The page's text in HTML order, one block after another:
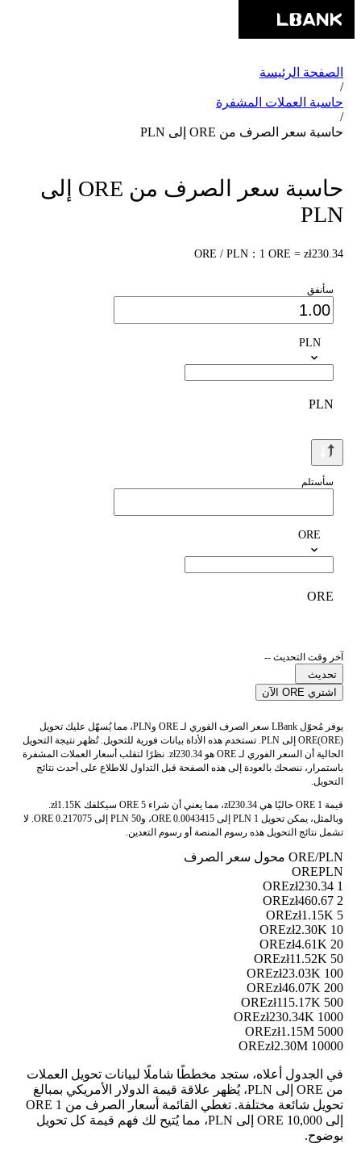
الصفحة الرئيسة
/
حاسبة العملات المشفرة
/
حاسبة سعر الصرف من ORE إلى PLN
حاسبة سعر الصرف من ORE إلى
PLN
ORE / PLN：1 ORE = zł230.34
سأنفق
PLN
PLN
سأستلم
ORE
ORE
آخر وقت التحديث --
تحديث
اشتري ORE الآن
يوفر مُحوّل LBank سعر الصرف الفوري لـ ORE وPLN، مما يُسهّل عليك تحويل
ORE(ORE) إلى PLN. تستخدم هذه الأداة بيانات فورية للتحويل. تُظهر نتيجة التحويل
الحالية أن السعر الفوري لـ ORE هو zł230.34. نظرًا لتقلب أسعار العملات المشفرة
باستمرار، ننصحك بالعودة إلى هذه الصفحة قبل التداول للاطلاع على أحدث نتائج
التحويل.
قيمة 1 ORE حاليًا هي zł230.34، مما يعني أن شراء 5 ORE سيكلفك zł1.15K.
وبالمثل، يمكن تحويل 1 PLN إلى 0.0043415 ORE، و50 PLN إلى 0.217075 ORE. لا
تشمل نتائج التحويل هذه رسوم المنصة أو رسوم التعدين.
ORE/PLN محول سعر الصرف
OREPLN
1 ORE
zł230.34
2 ORE
zł460.67
5 ORE
zł1.15K
10 ORE
zł2.30K
20 ORE
zł4.61K
50 ORE
zł11.52K
100 ORE
zł23.03K
200 ORE
zł46.07K
500 ORE
zł115.17K
1000 ORE
zł230.34K
5000 ORE
zł1.15M
10000 ORE
zł2.30M
في الجدول أعلاه، ستجد مخططًا شاملًا لبيانات تحويل العملات
من ORE إلى PLN، يُظهر علاقة قيمة الدولار الأمريكي بمبالغ
تحويل شائعة مختلفة. تغطي القائمة أسعار الصرف من 1 ORE
إلى 10,000 ORE إلى PLN، مما يُتيح لك فهم قيمة كل تحويل
بوضوح.